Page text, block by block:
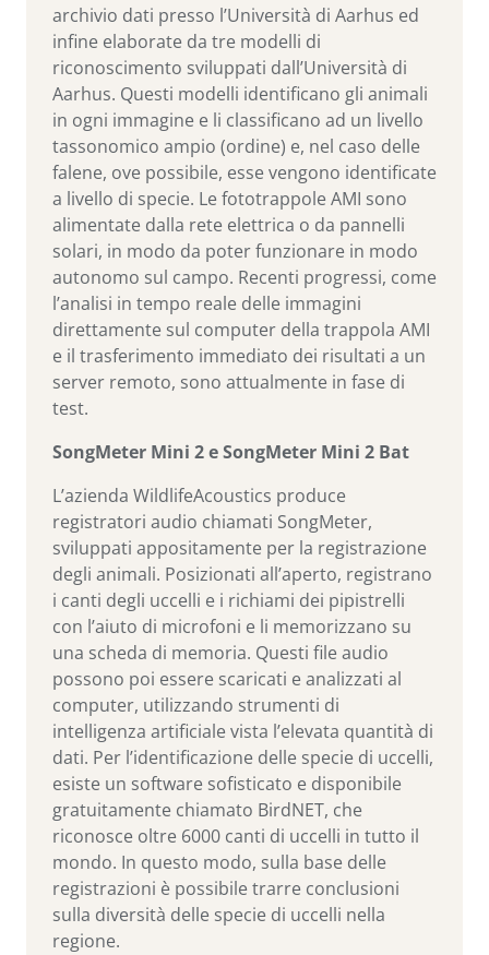
archivio dati presso l’Università di Aarhus ed
infine elaborate da tre modelli di
riconoscimento sviluppati dall’Università di
Aarhus. Questi modelli identificano gli animali
in ogni immagine e li classificano ad un livello
tassonomico ampio (ordine) e, nel caso delle
falene, ove possibile, esse vengono identificate
a livello di specie. Le fototrappole AMI sono
alimentate dalla rete elettrica o da pannelli
solari, in modo da poter funzionare in modo
autonomo sul campo. Recenti progressi, come
l’analisi in tempo reale delle immagini
direttamente sul computer della trappola AMI
e il trasferimento immediato dei risultati a un
server remoto, sono attualmente in fase di
test.
SongMeter Mini 2 e SongMeter Mini 2 Bat
L’azienda WildlifeAcoustics produce
registratori audio chiamati SongMeter,
sviluppati appositamente per la registrazione
degli animali. Posizionati all’aperto, registrano
i canti degli uccelli e i richiami dei pipistrelli
con l’aiuto di microfoni e li memorizzano su
una scheda di memoria. Questi file audio
possono poi essere scaricati e analizzati al
computer, utilizzando strumenti di
intelligenza artificiale vista l’elevata quantità di
dati. Per l’identificazione delle specie di uccelli,
esiste un software sofisticato e disponibile
gratuitamente chiamato BirdNET, che
riconosce oltre 6000 canti di uccelli in tutto il
mondo. In questo modo, sulla base delle
registrazioni è possibile trarre conclusioni
sulla diversità delle specie di uccelli nella
regione.